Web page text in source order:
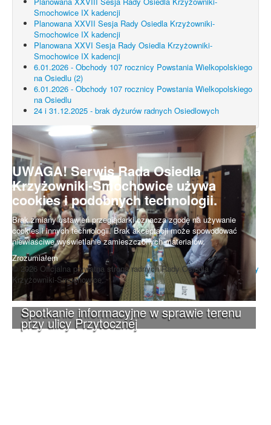
Spotkanie informacyjne w sprawie terenu
przy ulicy Przytocznej
Smochowice IX kadencji
Planowana XXVII Sesja Rady Osiedla Krzyżowniki-
Smochowice IX kadencji
Planowana XXVI Sesja Rady Osiedla Krzyżowniki-
Smochowice IX kadencji
6.01.2026 - Obchody 107 rocznicy Powstania Wielkopolskiego
na Osiedlu (2)
6.01.2026 - Obchody 107 rocznicy Powstania Wielkopolskiego
na Osiedlu
24 i 31.12.2025 - brak dyżurów radnych Osiedlowych
UWAGA! Serwis Rada Osiedla
Krzyżowniki-Smochowice używa
cookies i podobnych technologii.
Brak zmiany ustawień przeglądarki oznacza zgodę na używanie
cookies i innych technologii. Brak akceptacji może spowodować
niewłaściwe wyświetlanie zamieszczonych materiałów.
Zrozumiałem
Do góry
© 2026 Oficjalna prywatna strona radnych Rady Osiedla
Krzyżowniki-Smochowice.